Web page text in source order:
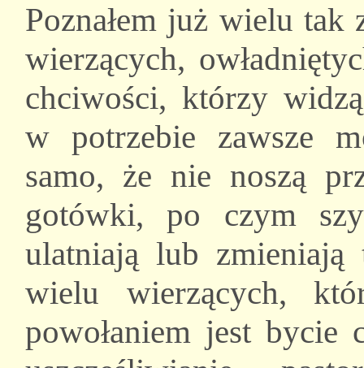
Poznałem już wielu tak
wierzących,
chciwości, którzy
w potrzebie zawsze
samo, że nie noszą
gotówki, po czym
ulatniają lub zmieniają
wielu wierzących,
powołaniem jest bycie